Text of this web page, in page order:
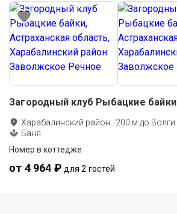
Загородный клуб Рыбацкие байки
Харабалинский район · 200 м до Волги
Баня
Номер в коттедже
от 4 964 ₽ для 2 гостей